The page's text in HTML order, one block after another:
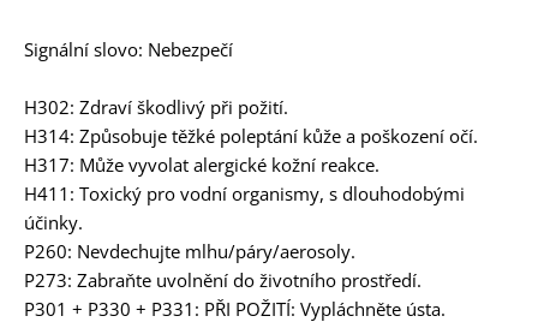
Signální slovo: Nebezpečí
H302: Zdraví škodlivý při požití.
H314: Způsobuje těžké poleptání kůže a poškození očí.
H317: Může vyvolat alergické kožní reakce.
H411: Toxický pro vodní organismy, s dlouhodobými
účinky.
P260: Nevdechujte mlhu/páry/aerosoly.
P273: Zabraňte uvolnění do životního prostředí.
P301 + P330 + P331: PŘI POŽITÍ: Vypláchněte ústa.